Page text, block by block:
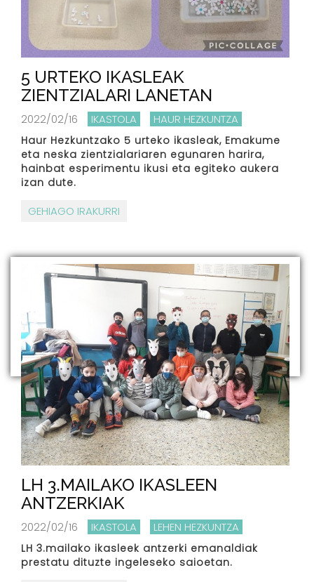
5 URTEKO IKASLEAK
ZIENTZIALARI LANETAN
2022/02/16 IKASTOLA HAUR HEZKUNTZA
Haur Hezkuntzako 5 urteko ikasleak, Emakume
eta neska zientzialariaren egunaren harira,
hainbat esperimentu ikusi eta egiteko aukera
izan dute.
GEHIAGO IRAKURRI
LH 3.MAILAKO IKASLEEN
ANTZERKIAK
2022/02/16 IKASTOLA LEHEN HEZKUNTZA
LH 3.mailako ikasleek antzerki emanaldiak
prestatu dituzte ingeleseko saioetan.